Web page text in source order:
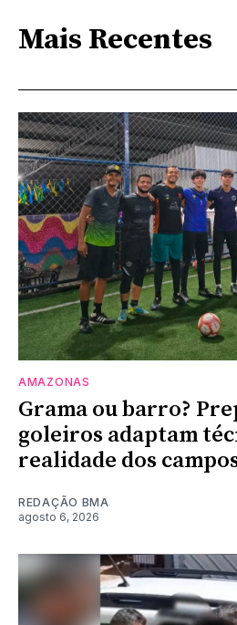
Mais Recentes
AMAZONAS
Grama ou barro?
goleiros adaptam
realidade dos
REDAÇÃO BMA
agosto 6, 2026